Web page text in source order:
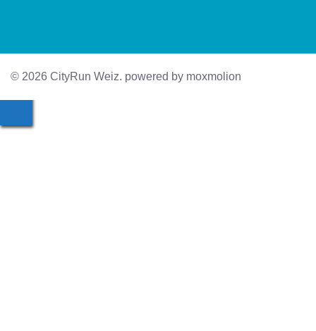
© 2026 CityRun Weiz. powered by moxmolion